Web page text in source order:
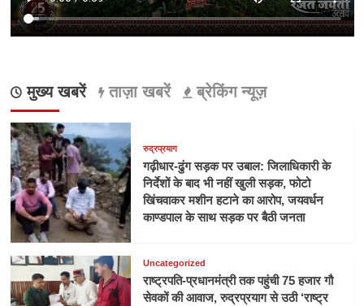
मुख्य खबरें ताज़ा खबरें ब्रेकिंग न्यूज़
रुद्रप्रयाग
गढ़ीधार-ढुंग सड़क पर उबाल: जिलाधिकारी के
निर्देशों के बाद भी नहीं खुली सड़क, फोटो
खिंचवाकर मशीन हटाने का आरोप, जयवर्धन
काण्डपाल के साथ सड़क पर बैठी जनता
Uncategorized
राष्ट्रपति-प्रधानमंत्री तक पहुंची 75 हजार गौ
सेवकों की आवाज, रुद्रप्रयाग से उठी ‘राष्ट्र